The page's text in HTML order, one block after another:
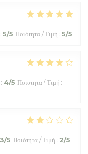
: 5/5 Ποιότητα / Τιμή : 5/5
: 4/5 Ποιότητα / Τιμή :
3/5 Ποιότητα / Τιμή : 2/5